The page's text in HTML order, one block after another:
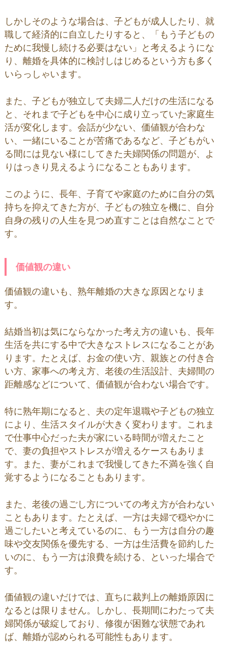
しかしそのような場合は、子どもが成人したり、就
職して経済的に自立したりすると、「もう子どもの
ために我慢し続ける必要はない」と考えるようにな
り、離婚を具体的に検討しはじめるという方も多く
いらっしゃいます。
また、子どもが独立して夫婦二人だけの生活になる
と、それまで子どもを中心に成り立っていた家庭生
活が変化します。会話が少ない、価値観が合わな
い、一緒にいることが苦痛であるなど、子どもがい
る間には見ない様にしてきた夫婦関係の問題が、よ
りはっきり見えるようになることもあります。
このように、長年、子育てや家庭のために自分の気
持ちを抑えてきた方が、子どもの独立を機に、自分
自身の残りの人生を見つめ直すことは自然なことで
す。
価値観の違い
価値観の違いも、熟年離婚の大きな原因となりま
す。
結婚当初は気にならなかった考え方の違いも、長年
生活を共にする中で大きなストレスになることがあ
ります。たとえば、お金の使い方、親族との付き合
い方、家事への考え方、老後の生活設計、夫婦間の
距離感などについて、価値観が合わない場合です。
特に熟年期になると、夫の定年退職や子どもの独立
により、生活スタイルが大きく変わります。これま
で仕事中心だった夫が家にいる時間が増えたこと
で、妻の負担やストレスが増えるケースもありま
す。また、妻がこれまで我慢してきた不満を強く自
覚するようになることもあります。
また、老後の過ごし方についての考え方が合わない
こともあります。たとえば、一方は夫婦で穏やかに
過ごしたいと考えているのに、もう一方は自分の趣
味や交友関係を優先する、一方は生活費を節約した
いのに、もう一方は浪費を続ける、といった場合で
す。
価値観の違いだけでは、直ちに裁判上の離婚原因に
なるとは限りません。しかし、長期間にわたって夫
婦関係が破綻しており、修復が困難な状態であれ
ば、離婚が認められる可能性もあります。